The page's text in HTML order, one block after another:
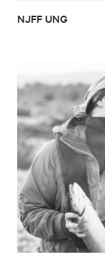
NJFF UNG